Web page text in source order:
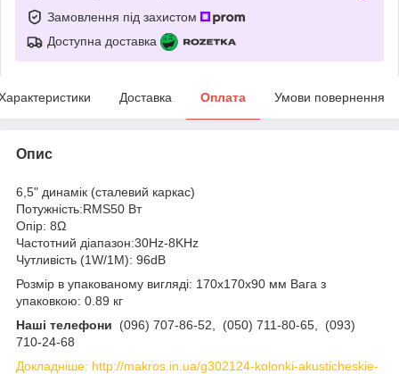
Замовлення під захистом
Доступна доставка
Доставка Оплата Умови повернення
Опис
6,5" динамік (сталевий каркас)
Потужність:RMS50 Вт
Опір: 8Ω
Частотний діапазон:30Hz-8KHz
Чутливість (1W/1M): 96dB
Розмір в упакованому вигляді: 170x170x90 мм Вага з
упаковкою: 0.89 кг
Наші телефони
(096) 707-86-52, (050) 711-80-65, (093)
710-24-68
Докладніше: http://makros.in.ua/g302124-kolonki-akusticheskie-